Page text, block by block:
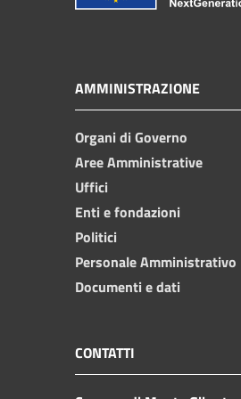
AMMINISTRAZIONE
Organi di Governo
Aree Amministrative
Uffici
Enti e fondazioni
Politici
Personale Amministrativo
Documenti e dati
CONTATTI